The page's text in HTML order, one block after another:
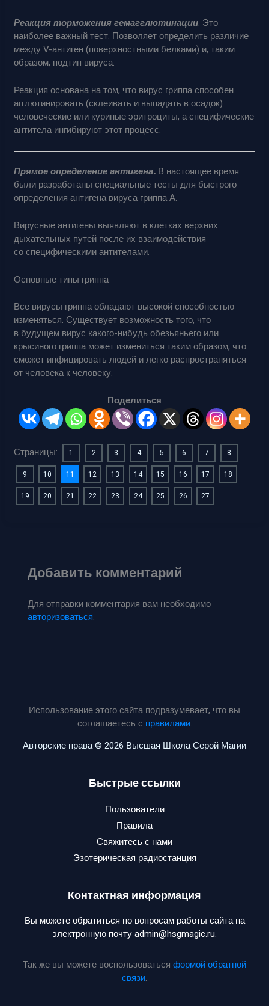
Реакция торможения гемагглютинации. Это
наиболее важный тест. Позволяет определить различие
между V-антиген (поверхностными белками) и, таким
образом, подтип вируса.
Реакция основана на том, что вирус гриппа способен
агглютинировать (склеивать и выпадать в осадок)
человеческие или куриные эритроциты, а специфические
антитела ингибируют этот процесс.
Прямое определение антигена. В настоящее время
были разработаны специальные тесты для быстрого
определения антигена вируса гриппа А.
Вирусные антигены выявляют в клетках верхних
дыхательных путей после их взаимодействия
со специфическими антителами.
Основные типы гриппа
Все вирусы гриппа обладают высокой способностью
изменяться. Существует возможность того, что
в будущем вирус какого-нибудь обезьяньего или
крысиного гриппа может измениться таким образом, что
сможет инфицировать людей и легко распространяться
от человека к человеку.
Поделиться
Страницы: 1 2 3 4 5 6 7
8
9
10 11 12 13 14 15 16 17
18
19
20 21 22 23 24 25 26 27
Добавить комментарий
Для отправки комментария вам необходимо
авторизоваться.
Использование этого сайта подразумевает, что вы
соглашаетесь с правилами.
Авторские права © 2026 Высшая Школа Серой Магии
Быстрые ссылки
Пользователи
Правила
Свяжитесь с нами
Эзотерическая радиостанция
Контактная информация
Вы можете обратиться по вопросам работы сайта на
электронную почту admin@hsgmagic.ru.
Так же вы можете воспользоваться формой обратной
связи.